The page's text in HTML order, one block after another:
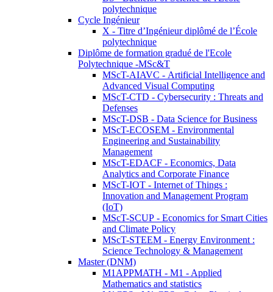
polytechnique
Cycle Ingénieur
X - Titre d’Ingénieur diplômé de l’École
polytechnique
Diplôme de formation gradué de l'Ecole
Polytechnique -MSc&T
MScT-AIAVC - Artificial Intelligence and
Advanced Visual Computing
MScT-CTD - Cybersecurity : Threats and
Defenses
MScT-DSB - Data Science for Business
MScT-ECOSEM - Environmental
Engineering and Sustainability
Management
MScT-EDACF - Economics, Data
Analytics and Corporate Finance
MScT-IOT - Internet of Things :
Innovation and Management Program
(IoT)
MScT-SCUP - Economics for Smart Cities
and Climate Policy
MScT-STEEM - Energy Environment :
Science Technology & Management
Master (DNM)
M1APPMATH - M1 - Applied
Mathematics and statistics